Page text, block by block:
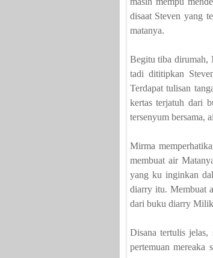
disaat Steven yang
matanya.
Begitu tiba dirumah,
tadi dititipkan
Terdapat tulisan
kertas terjatuh dari
tersenyum bersama,
Mirma
membuat air
yang ku inginkan
diarry itu. Membuat
dari buku diarry Milik
Disana tertulis
pertemuan mereaka